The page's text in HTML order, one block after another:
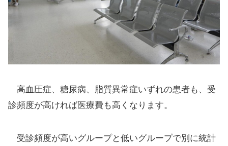
高血圧症、糖尿病、脂質異常症いずれの患者も、受
診頻度が高ければ医療費も高くなります。
受診頻度が高いグループと低いグループで別に統計